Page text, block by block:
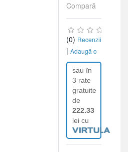
Compară
(0) Recenzii
| Adaugă o
recenzie
sau în
3 rate
gratuite
de
222.33
lei cu